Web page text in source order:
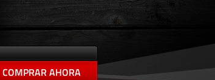
COMPRAR AHORA